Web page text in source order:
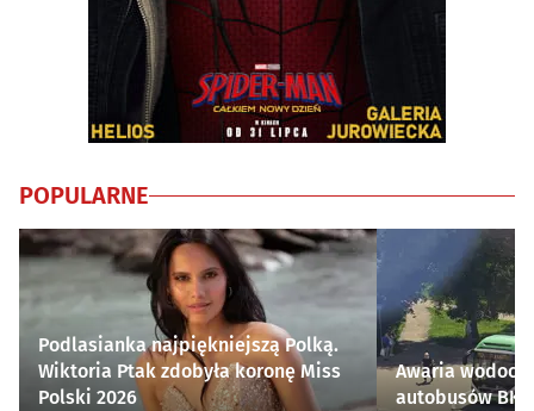
POPULARNE
Podlasianka najpiękniejszą Polką.
Wiktoria Ptak zdobyła koronę Miss
Polski 2026
Awaria
autobusów